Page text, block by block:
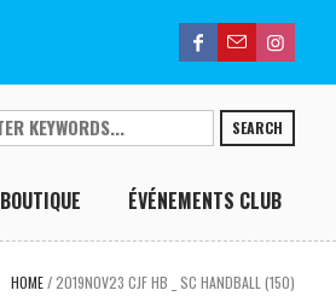
SEARCH
BOUTIQUE ÉVÉNEMENTS CLUB
HOME /2019NOV23 CJF HB _ SC HANDBALL (150)